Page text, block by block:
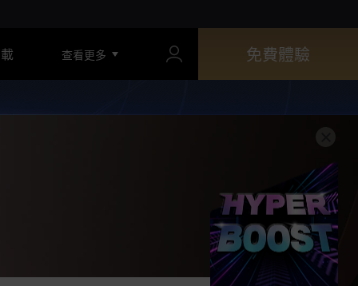
查看更多 免費體驗